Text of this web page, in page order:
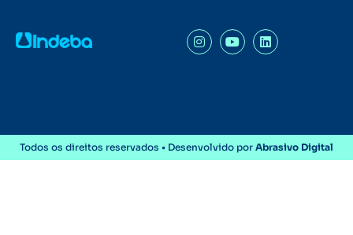
Todos os direitos reservados • Desenvolvido por Abrasivo Digital